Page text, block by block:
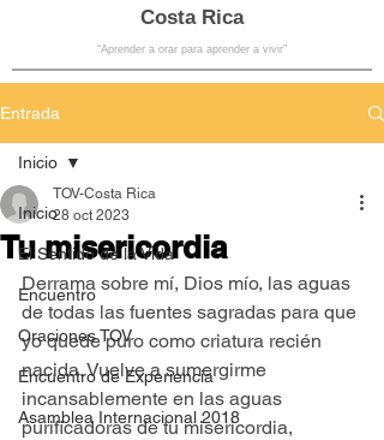
Costa Rica
“Aprender a orar para aprender a vivir”
Entrada
Inicio
El Sentido de la Vida
Encuentro
Oraciones TOV
Encuentro de Experiencia
Asamblea Internacional 2018
Inicio
Tu misericordia
TOV-Costa Rica
28 oct 2023
Derrama sobre mí, Dios mío, las aguas
de todas las fuentes sagradas para que
yo quede puro como criatura recién
nacida. Vuelve a sumergirme
incansablemente en las aguas
purificadoras de tu misericordia,